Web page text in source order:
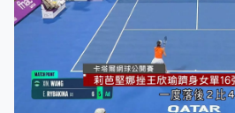
到路」救到基拿文斯主射，協助弗
哈化柏林，晉身四強。